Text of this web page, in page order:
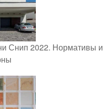
Снип 2022. Нормативы и